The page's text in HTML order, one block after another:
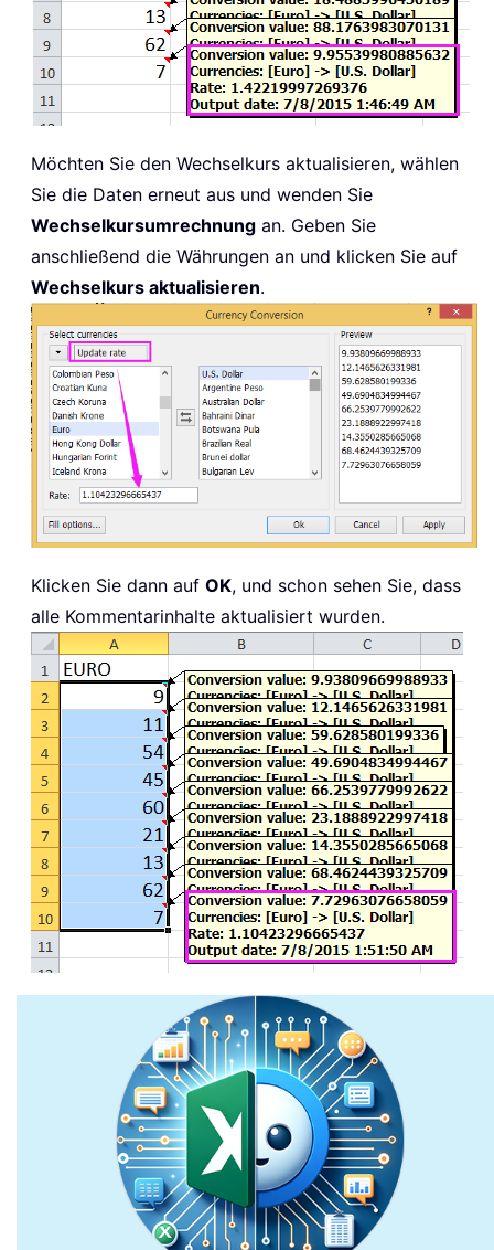
Möchten Sie den Wechselkurs aktualisieren, wählen
Sie die Daten erneut aus und wenden Sie
Wechselkursumrechnung an. Geben Sie
anschließend die Währungen an und klicken Sie auf
Wechselkurs aktualisieren.
Klicken Sie dann auf OK, und schon sehen Sie, dass
alle Kommentarinhalte aktualisiert wurden.